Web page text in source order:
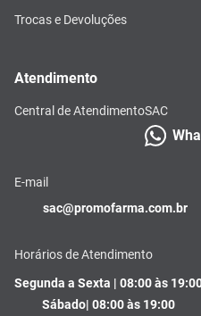
Trocas e Devoluções
Atendimento
Central de AtendimentoSAC
E-mail
sac@promofarma.com.br
Horários de Atendimento
Segunda a Sexta | 08:00 às
Sábado| 08:00 às 19:00